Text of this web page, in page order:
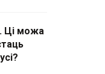
Ці можа